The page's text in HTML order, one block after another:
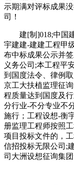
示期满对评标成果
司！
建[制]018;中国建
宇建建-建建工程甲
布中标成果公示并
义务公司;本工程平
到国度法令、律例
京工大扶植监理征
程质量达到国度及
分行业-不分专业不
施行；工程设想-衡
册监理工程师按照
项目投标文件的，
信招投标无限公司;
司大洲设想征询集